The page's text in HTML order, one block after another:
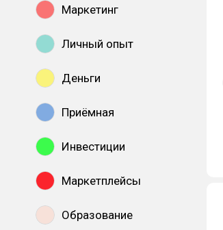
Маркетинг
Личный опыт
Деньги
Приёмная
Инвестиции
Маркетплейсы
Образование